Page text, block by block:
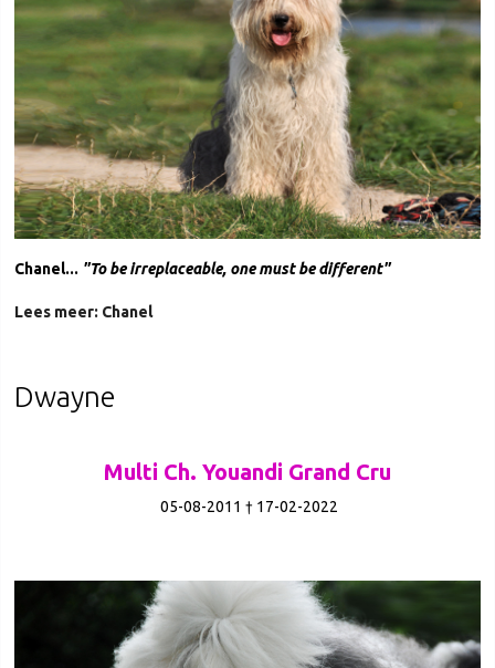
Chanel... "To be irreplaceable, one must be different"
Lees meer: Chanel
Dwayne
Multi Ch. Youandi Grand Cru
05-08-2011 † 17-02-2022